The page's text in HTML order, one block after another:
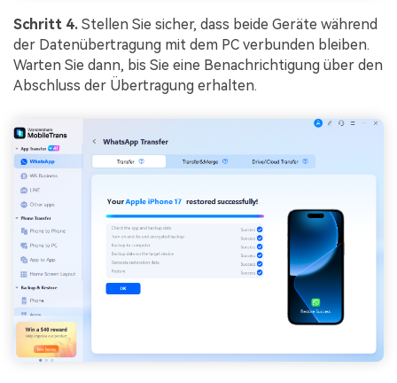
Schritt 4. Stellen Sie sicher, dass beide Geräte während
der Datenübertragung mit dem PC verbunden bleiben.
Warten Sie dann, bis Sie eine Benachrichtigung über den
Abschluss der Übertragung erhalten.